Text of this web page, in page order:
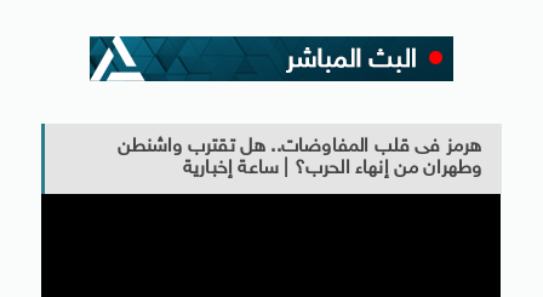
هرمز فى قلب المفاوضات.. هل تقترب واشنطن
وطهران من إنهاء الحرب؟ | ساعة إخبارية